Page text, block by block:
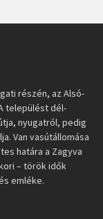
részén, az Alsó-
települést dél-
nyugatról, pedig
Van vasútállomása
határa a Zagyva
– török idők
emléke.